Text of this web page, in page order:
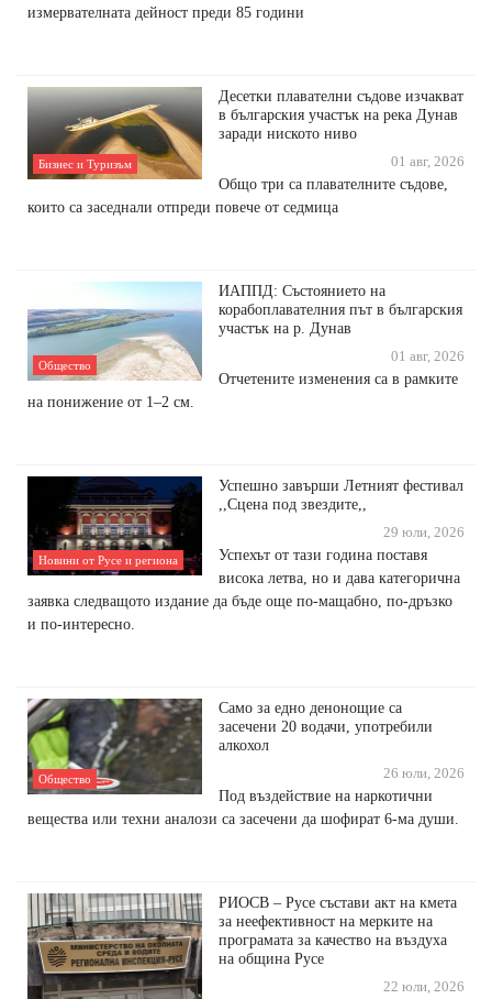
измервателната дейност преди 85 години
Бизнес и Туризъм
Десетки плавателни съдове изчакват
в българския участък на река Дунав
заради ниското ниво
01 авг, 2026
Общо три са плавателните съдове,
които са заседнали отпреди повече от седмица
Общество
ИАППД: Състоянието на
корабоплавателния път в българския
участък на р. Дунав
01 авг, 2026
Отчетените изменения са в рамките
на понижение от 1–2 см.
Новини от Русе и региона
Успешно завърши Летният фестивал
,,Сцена под звездите,,
29 юли, 2026
Успехът от тази година поставя
висока летва, но и дава категорична
заявка следващото издание да бъде още по-мащабно, по-дръзко
и по-интересно.
Общество
Само за едно денонощие са
засечени 20 водачи, употребили
алкохол
26 юли, 2026
Под въздействие на наркотични
вещества или техни аналози са засечени да шофират 6-ма души.
РИОСВ – Русе състави акт на кмета
за неефективност на мерките на
програмата за качество на въздуха
на община Русе
22 юли, 2026